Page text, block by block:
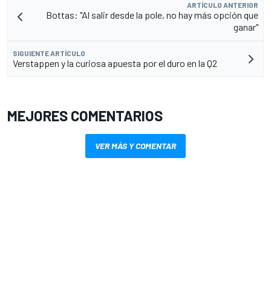
ARTÍCULO ANTERIOR
Bottas: "Al salir desde la pole, no hay más opción que
ganar"
SIGUIENTE ARTÍCULO
Verstappen y la curiosa apuesta por el duro en la Q2
MEJORES COMENTARIOS
VER MÁS Y COMENTAR